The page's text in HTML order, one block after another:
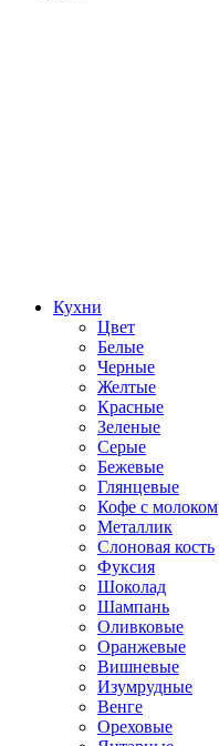
Кухни
Цвет
Белые
Черные
Желтые
Красные
Зеленые
Серые
Бежевые
Глянцевые
Кофе с молоком
Металлик
Слоновая кость
Фуксия
Шоколад
Шампань
Оливковые
Оранжевые
Вишневые
Изумрудные
Венге
Ореховые